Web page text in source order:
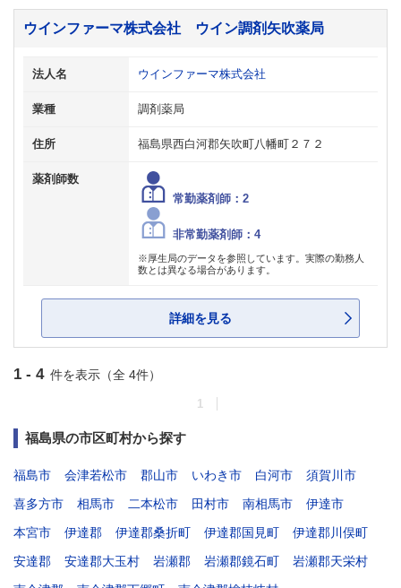
ウインファーマ株式会社 ウイン調剤矢吹薬局
法人名 ウインファーマ株式会社
業種 調剤薬局
住所 福島県西白河郡矢吹町八幡町２７２
薬剤師数
常勤薬剤師：2
非常勤薬剤師：4
※厚生局のデータを参照しています。実際の勤務人
数とは異なる場合があります。
詳細を見る
1 - 4 件を表示（全 4件）
1
福島県の市区町村から探す
福島市 会津若松市 郡山市 いわき市 白河市
須賀川市
喜多方市
相馬市 二本松市 田村市 南相馬市
伊達市
本宮市
伊達郡 伊達郡桑折町 伊達郡国見町
伊達郡川俣町
安達郡
安達郡大玉村 岩瀬郡 岩瀬郡鏡石町
岩瀬郡天栄村